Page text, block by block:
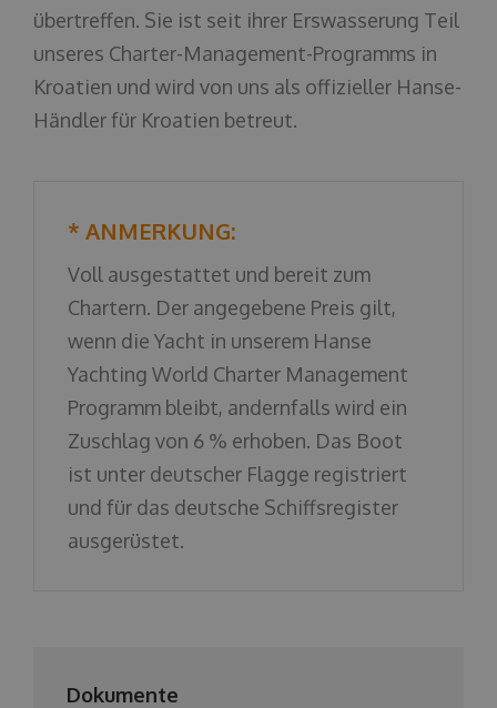
übertreffen. Sie ist seit ihrer Erswasserung Teil
unseres Charter-Management-Programms in
Kroatien und wird von uns als offizieller Hanse-
Händler für Kroatien betreut.
* ANMERKUNG:
Voll ausgestattet und bereit zum
Chartern. Der angegebene Preis gilt,
wenn die Yacht in unserem Hanse
Yachting World Charter Management
Programm bleibt, andernfalls wird ein
Zuschlag von 6 % erhoben. Das Boot
ist unter deutscher Flagge registriert
und für das deutsche Schiffsregister
ausgerüstet.
Dokumente